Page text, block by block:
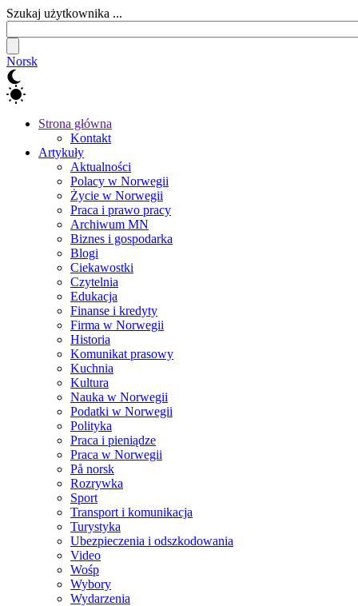
Szukaj użytkownika ...
Norsk
Strona główna
Kontakt
Artykuły
Aktualności
Polacy w Norwegii
Życie w Norwegii
Praca i prawo pracy
Archiwum MN
Biznes i gospodarka
Blogi
Ciekawostki
Czytelnia
Edukacja
Finanse i kredyty
Firma w Norwegii
Historia
Komunikat prasowy
Kuchnia
Kultura
Nauka w Norwegii
Podatki w Norwegii
Polityka
Praca i pieniądze
Praca w Norwegii
På norsk
Rozrywka
Sport
Transport i komunikacja
Turystyka
Ubezpieczenia i odszkodowania
Video
Wośp
Wybory
Wydarzenia